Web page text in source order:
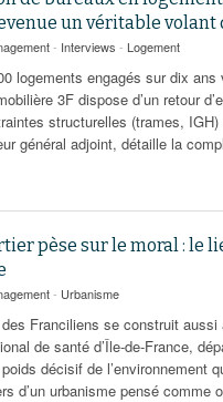
un véritable volant
- Interviews - Logement
logements engagés sur dix
3F dispose d’un retour
structurelles (trames,
général adjoint, détaille la
pèse sur le moral : le
- Urbanisme
Franciliens se construit
de santé d’Île-de-France,
décisif de l’environnement
d’un urbanisme pensé comme